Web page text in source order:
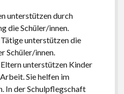
unterstützen durch
die Schüler/innen.
unterstützen die
Schüler/innen.
unterstützen Kinder
Sie helfen im
In der Schulpflegschaft